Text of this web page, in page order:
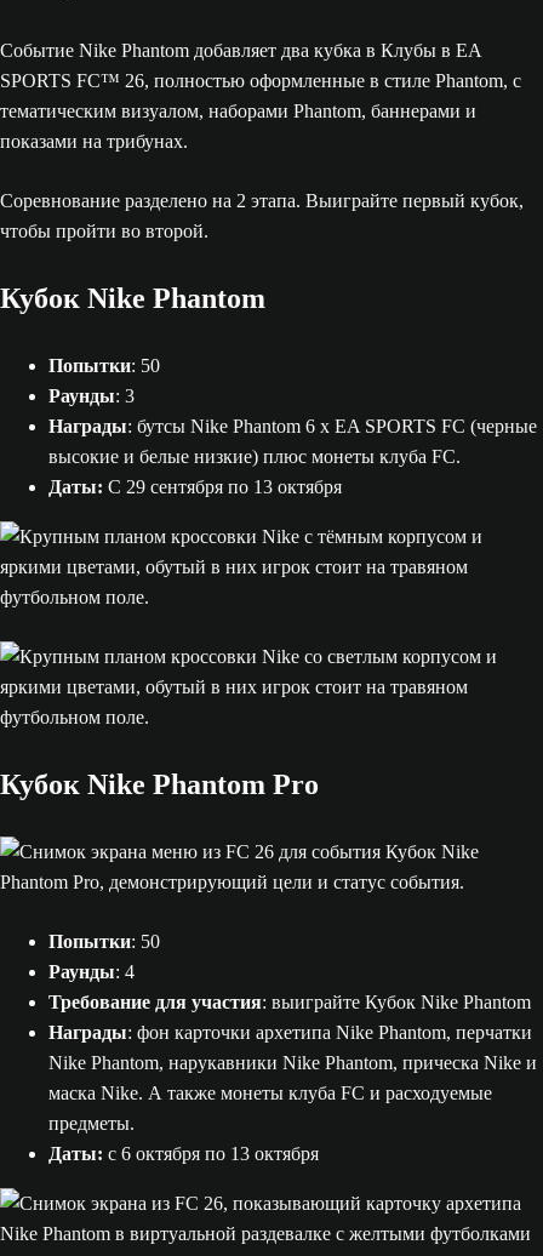
Событие Nike Phantom добавляет два кубка в Клубы в EA
SPORTS FC™ 26, полностью оформленные в стиле Phantom, с
тематическим визуалом, наборами Phantom, баннерами и
показами на трибунах.
Соревнование разделено на 2 этапа. Выиграйте первый кубок,
чтобы пройти во второй.
Кубок Nike Phantom
Попытки: 50
Раунды: 3
Награды: бутсы Nike Phantom 6 x EA SPORTS FC (черные
высокие и белые низкие) плюс монеты клуба FC.
Даты: С 29 сентября по 13 октября
Кубок Nike Phantom Pro
Попытки: 50
Раунды: 4
Требование для участия: выиграйте Кубок Nike Phantom
Награды: фон карточки архетипа Nike Phantom, перчатки
Nike Phantom, нарукавники Nike Phantom, прическа Nike и
маска Nike. А также монеты клуба FC и расходуемые
предметы.
Даты: с 6 октября по 13 октября